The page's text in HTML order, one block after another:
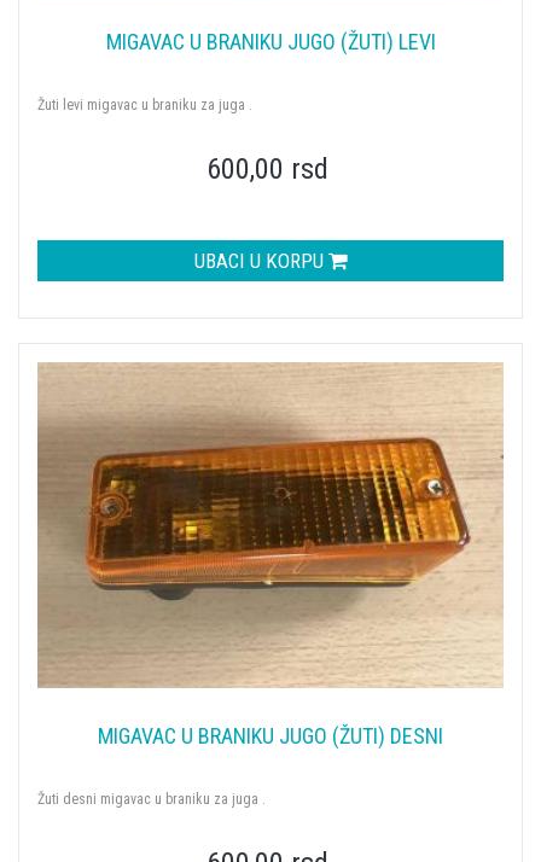
MIGAVAC U BRANIKU JUGO (ŽUTI) LEVI
Žuti levi migavac u braniku za juga .
600,00 rsd
UBACI U KORPU
MIGAVAC U BRANIKU JUGO (ŽUTI) DESNI
Žuti desni migavac u braniku za juga .